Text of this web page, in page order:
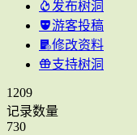
发布树洞
游客投稿
修改资料
支持树洞
1209
记录数量
730